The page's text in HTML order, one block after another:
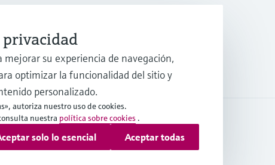
Group Services AG
Protección de datos
mejorar su experiencia de navegación,
optimizar la funcionalidad del sitio y
personalizado.
autoriza nuestro uso de cookies.
nuestra política sobre cookies .
solo lo esencial Aceptar todas